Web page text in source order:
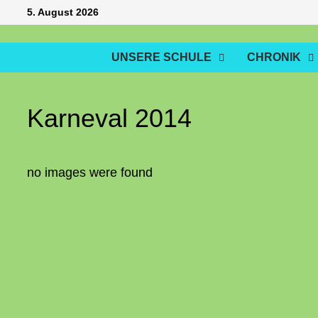
Inhalt
springen
5. August 2026
UNSERE SCHULE CHRONIK
Karneval 2014
no images were found